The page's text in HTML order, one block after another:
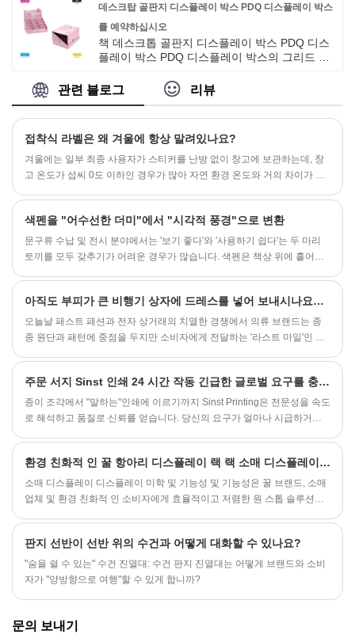
보 정보 또는 창의적인 디자인의 풀 컬러 인쇄를
지원하며 흙과 마모를 방지하기 위해 무광택 필
름으로 코팅됩니다.
데스크탑 골판지 디스플레이 박스 PDQ 디스플레이 박스
를 예약하십시오
책 데스크톱 골판지 디스플레이 박스 PDQ 디스
플레이 박스 PDQ 디스플레이 박스의 그리드 디
기를 순서대로 명확하게 보이는 방식으로 배치
할 수 있습니다. 외관은 작고 절묘하고 데스크톱
용하기 쉽습니다. 스토리지 및 디스플레이 도구
일뿐 만 아니라 겨울 데스크탑에 따뜻하고 실용
적인 분위기를 추가하여 따뜻한 아기의 판매 및
관련 블로그 리뷰
접착식 라벨은 왜 겨울에 항상 말려있나요?
​겨울에는 일부 최종 사용자가 스티커를 난방 없이 창고에 보관하는데, 창
고 온도가 섭씨 0도 이하인 경우가 많아 자연 환경 온도와 거의 차이가 없
색펜을 "어수선한 더미"에서 "시각적 풍경"으로 변환
문구류 수납 및 전시 분야에서는 '보기 좋다'와 '사용하기 쉽다'는 두 마리
토끼를 모두 갖추기가 어려운 경우가 많습니다. 색펜은 책상 위에 흩어져
장에서 큰 인기를 끌었습니다.
아직도 부피가 큰 비행기 상자에 드레스를 넣어 보내시나요? 귀하의 브랜드는 예식을 추구하는 고객을 "눈에 보이지 않게" 잃을 수도 있습니다.
오늘날 패스트 패션과 전자 상거래의 치열한 경쟁에서 의류 브랜드는 종
종 원단과 패턴에 중점을 두지만 소비자에게 전달하는 '라스트 마일'인 포
저렴한 느낌'은 ​​즉시 옷 자체의 질감을 희석시킵니다.
주문 서지 Sinst 인쇄 24 시간 작동 긴급한 글로벌 요구를 충족시키기 위해 속도로 모든 신뢰를 보호하십시오.
종이 조각에서 "말하는"인쇄에 이르기까지 Sinst Printing은 전문성을 속도
로 해석하고 품질로 신뢰를 얻습니다. 당신의 요구가 얼마나 시급하거나
환경 친화적 인 꿀 항아리 디스플레이 랙 랙 소매 디스플레이를 뒤집고 브랜드 가치를 업그레이드하는 데 도움이됩니다.
소매 디스플레이 디스플레이 미학 및 기능성 및 기능성은 꿀 브랜드, 소매
업체 및 환경 친화적 인 소비자에게 효율적이고 저렴한 원 스톱 솔루션을
판지 선반이 선반 위의 수건과 어떻게 대화할 수 있나요?
"숨을 쉴 수 있는" 수건 진열대: 수건 판지 진열대는 어떻게 브랜드와 소비
자가 "양방향으로 여행"할 수 있게 합니까?
문의 보내기